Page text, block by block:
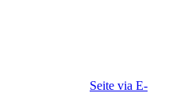
Seite via E-